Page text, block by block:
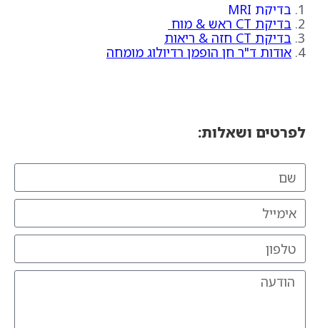
בדיקת MRI
בדיקת CT ראש & מוח
בדיקת CT חזה & ריאות
אודות ד"ר חן הופמן רדיולוג מומחה
לפרטים ושאלות: